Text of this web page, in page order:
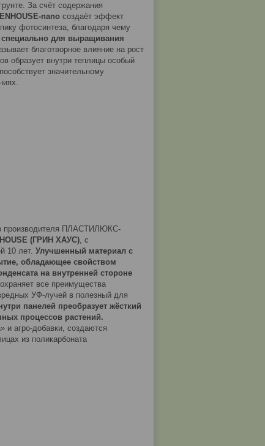
За счёт содержания
nano создаёт эффект
фотосинтеза, благодаря чему
специально для выращивания
благотворное влияние на рост
образует внутри теплицы особый
значительному
производителя ПЛАСТИЛЮКС-
(ГРИН ХАУС), с
10 лет. Улучшенный материал с
обладающее свойством
на внутренней стороне
все преимущества
УФ-лучей в полезный для
панелей преобразует жёсткий
процессов растений.
и агро-добавки, создаются
из поликарбоната